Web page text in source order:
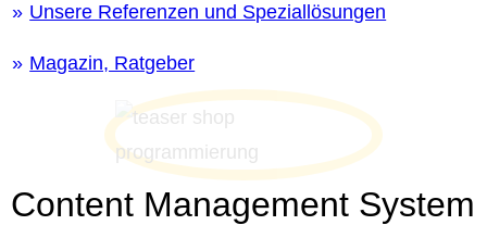
Unsere Referenzen und Speziallösungen
Magazin, Ratgeber
Content Management System